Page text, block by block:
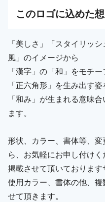
このロゴに込めた
「美しさ」「スタイリッ
風」のイメージから
「漢字」の「和」をモチー
「正六角形」を生み出す
「和み」が生まれる意味
ます。
形状、カラー、書体等、
ら、お気軽にお申し付けく
掲載させて頂いておりま
使用カラー、書体の他、
せて頂きます。